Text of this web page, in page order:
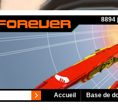
8894
Accueil Base de